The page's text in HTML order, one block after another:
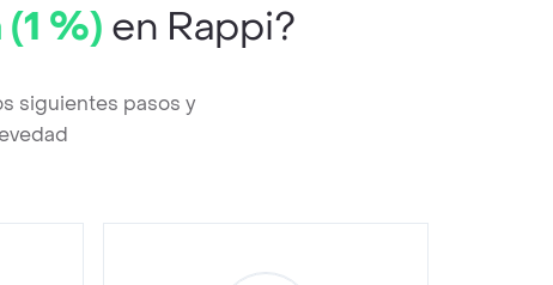
%) en Rappi?
siguientes pasos y